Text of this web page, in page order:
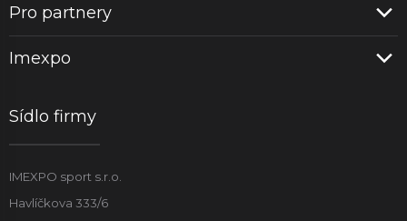
Pro partnery
Imexpo
Sídlo firmy
IMEXPO sport s.r.o.
Havlíčkova 333/6